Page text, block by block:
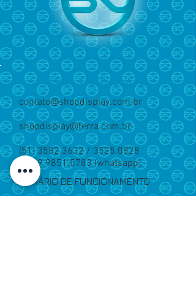
FALE CONOSCO
contato@shopdisplay.com.br
shopdisplay@terra.com.br
(51) 3582.3632/ 3525.0828
(51) 9 9851.5783 (whatsapp)
HORÁRIO DE FUNCIONAMENTO: